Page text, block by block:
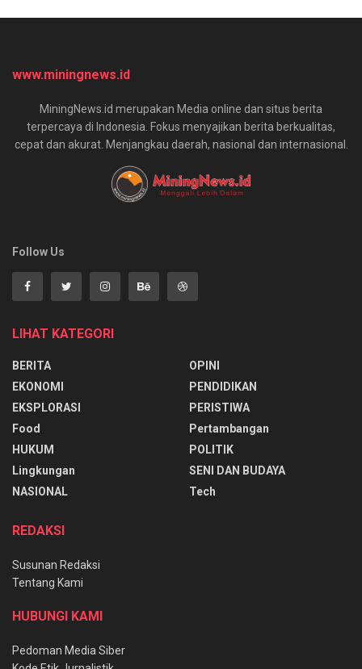
www.miningnews.id
MiningNews.id merupakan Media online dan situs berita
terpercaya di Indonesia. Fokus menyajikan berita berkualitas,
cepat dan akurat. Menjangkau daerah, nasional dan internasional.
Follow Us
LIHAT KATEGORI
BERITA
EKONOMI
EKSPLORASI
Food
HUKUM
Lingkungan
NASIONAL
OPINI
PENDIDIKAN
PERISTIWA
Pertambangan
POLITIK
SENI DAN BUDAYA
Tech
REDAKSI
Susunan Redaksi
Tentang Kami
HUBUNGI KAMI
Pedoman Media Siber